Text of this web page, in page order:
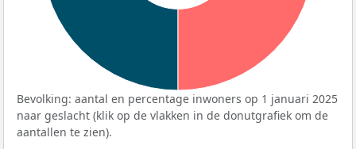
Bevolking: aantal en percentage inwoners op 1 januari 2025
naar geslacht (klik op de vlakken in de donutgrafiek om de
aantallen te zien).